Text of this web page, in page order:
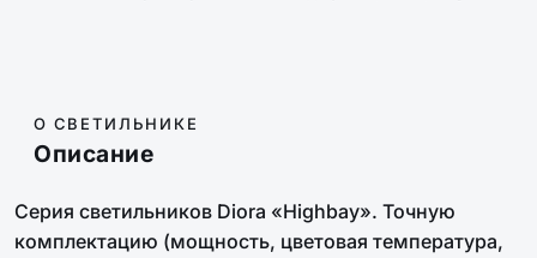
О СВЕТИЛЬНИКЕ
Описание
Серия светильников Diora «Highbay». Точную
комплектацию (мощность, цветовая температура,